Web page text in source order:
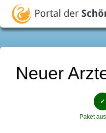
Neuer
Paket